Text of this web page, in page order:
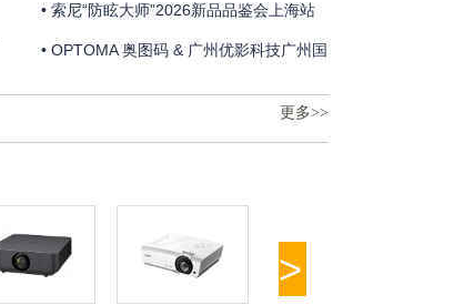
联动 + 技术分享，解锁智能会议新体验
• 索尼“防眩大师”2026新品品鉴会上海站
邀请函
• OPTOMA 奥图码 & 广州优影科技广州国
更多>>
>